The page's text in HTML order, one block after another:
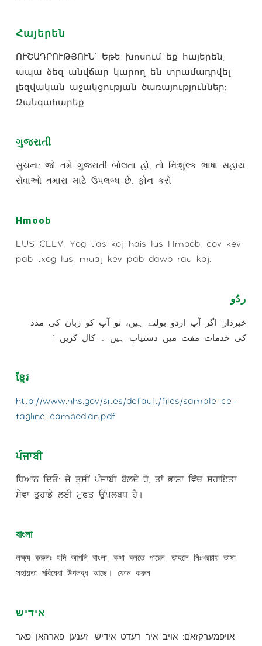
Հայերեն
ՈՒՇԱԴՐՈՒԹՅՈՒՆ՝ Եթե խոսում եք հայերեն,
ապա ձեզ անվճար կարող են տրամադրվել
լեզվական աջակցության ծառայություններ:
Զանգահարեք
ગુજરાતી
સુચના: જો તમે ગુજરાતી બોલતા હો, તો નિ:શુલ્ક ભાષા સહાય
સેવાઓ તમારા માટે ઉપલબ્ધ છે. ફોન કરો
Hmoob
LUS CEEV: Yog tias koj hais lus Hmoob, cov kev
pab txog lus, muaj kev pab dawb rau koj.
ردُو
خبردار: اگر آپ اردو بولتے ہیں، تو آپ کو زبان کی مدد
کی خدمات مفت میں دستیاب ہیں ۔ کال کریں 1
ខ្មែរ
http://www.hhs.gov/sites/default/files/sample-ce-
tagline-cambodian.pdf
ਪੰਜਾਬੀ
ਧਿਆਨ ਦਿਓ: ਜੇ ਤੁਸੀਂ ਪੰਜਾਬੀ ਬੋਲਦੇ ਹੋ, ਤਾਂ ਭਾਸ਼ਾ ਵਿੱਚ ਸਹਾਇਤਾ
ਸੇਵਾ ਤੁਹਾਡੇ ਲਈ ਮੁਫਤ ਉਪਲਬਧ ਹੈ।
বাংলা
লক্ষ্য করুনঃ যদি আপনি বাংলা, কথা বলতে পারেন, তাহলে নিঃখরচায় ভাষা
সহায়তা পরিষেবা উপলব্ধ আছে। ফোন করুন
אידיש
אויפמערקזאם: אויב איר רעדט אידיש, זענען פארהאן פאר